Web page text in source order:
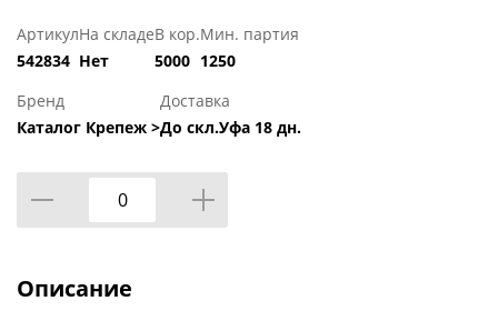
Артикул
542834
На складе
Нет
В кор.
5000
Мин. партия
1250
Бренд
Каталог Крепеж >
Доставка
До скл.Уфа 18 дн.
Описание